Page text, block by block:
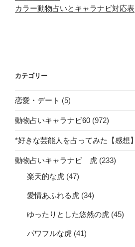
カラー動物占いとキャラナビ対応表
カテゴリー
恋愛・デート (5)
動物占いキャラナビ60 (972)
*好きな芸能人を占ってみた【感想】
動物占いキャラナビ 虎 (233)
楽天的な虎 (47)
愛情あふれる虎 (34)
ゆったりとした悠然の虎 (45)
パワフルな虎 (41)